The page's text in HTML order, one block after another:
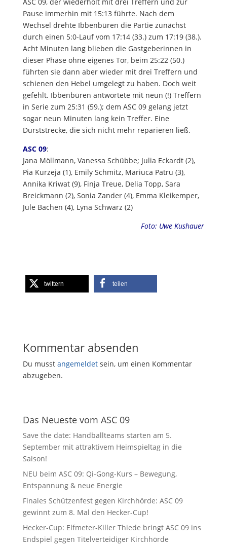
Pause immerhin mit 15:13 führte. Nach dem
Wechsel drehte Ibbenbüren die Partie zunächst
durch einen 5:0-Lauf vom 17:14 (33.) zum 17:19 (38.).
Acht Minuten lang blieben die Gastgeberinnen in
dieser Phase ohne eigenes Tor, beim 25:22 (50.)
führten sie dann aber wieder mit drei Treffern und
schienen den Hebel umgelegt zu haben. Doch weit
gefehlt. Ibbenbüren antwortete mit neun (!) Treffern
in Serie zum 25:31 (59.); dem ASC 09 gelang jetzt
sogar neun Minuten lang kein Treffer. Eine
Durststrecke, die sich nicht mehr reparieren ließ.
ASC 09:
Jana Möllmann, Vanessa Schübbe; Julia Eckardt (2),
Pia Kurzeja (1), Emily Schmitz, Mariuca Patru (3),
Annika Kriwat (9), Finja Treue, Delia Topp, Sara
Breickmann (2), Sonia Zander (4), Emma Kleikemper,
Jule Bachen (4), Lyna Schwarz (2)
Foto: Uwe Kushauer
twittern teilen
Kommentar absenden
Du musst angemeldetsein, um einen Kommentar
abzugeben.
Das Neueste vom ASC 09
Save the date: Handballteams starten am 5.
September mit attraktivem Heimspieltag in die
Saison!
NEU beim ASC 09: Qi-Gong-Kurs – Bewegung,
Entspannung & neue Energie
Finales Schützenfest gegen Kirchhörde: ASC 09
gewinnt zum 8. Mal den Hecker-Cup!
Hecker-Cup: Elfmeter-Killer Thiede bringt ASC 09 ins
Endspiel gegen Titelverteidiger Kirchhörde